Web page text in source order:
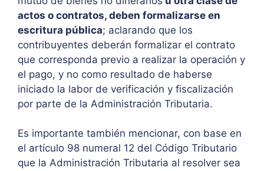
actos o contratos, deben formalizarse en
escritura pública; aclarando que los
contribuyentes deberán formalizar el contrato
que corresponda previo a realizar la operación y
el pago, y no como resultado de haberse
iniciado la labor de verificación y fiscalización
por parte de la Administración Tributaria.
Es importante también mencionar, con base en
el artículo 98 numeral 12 del Código Tributario
que la Administración Tributaria al resolver sea